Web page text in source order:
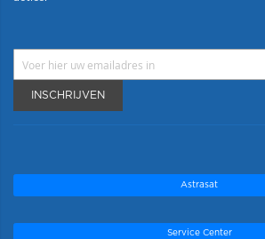
INSCHRIJVEN
Astrasat
Service Center